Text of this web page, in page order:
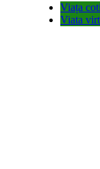
Viața
Viata